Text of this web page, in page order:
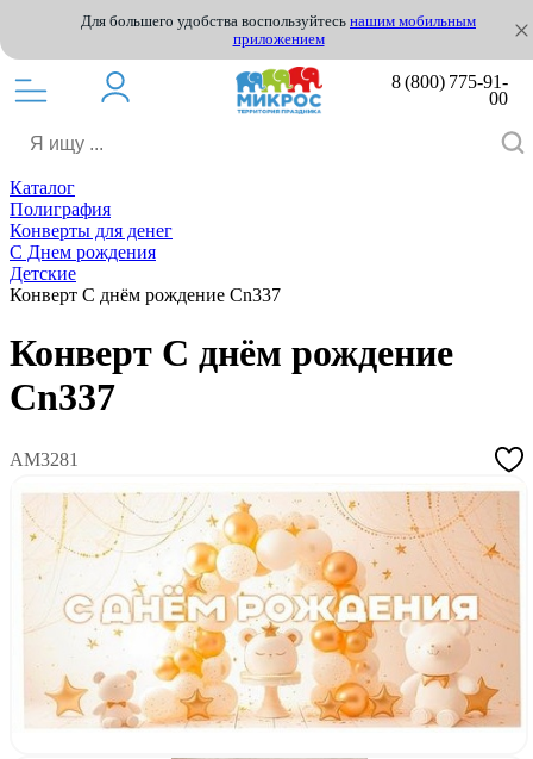
Для большего удобства воспользуйтесь нашим мобильным
приложением
8 (800) 775-91-
00
Каталог
Полиграфия
Конверты для денег
С Днем рождения
Детские
Конверт С днём рождение Cn337
Конверт С днём рождение
Cn337
АМ3281